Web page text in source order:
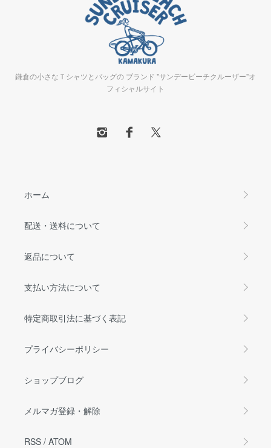
鎌倉の小さなＴシャツとバッグの ブランド "サンデービーチクルーザー"オ
フィシャルサイト
ホーム
配送・送料について
返品について
支払い方法について
特定商取引法に基づく表記
プライバシーポリシー
ショップブログ
メルマガ登録・解除
RSS / ATOM